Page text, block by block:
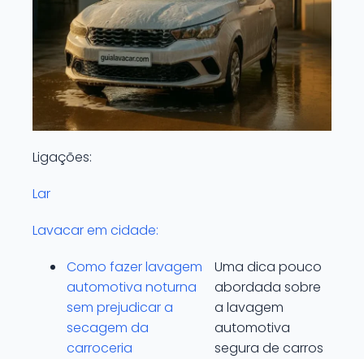
Ligações:
Lar
Lavacar em cidade:
Como fazer lavagem
automotiva noturna
sem prejudicar a
secagem da
carroceria
Uma dica pouco
abordada sobre
a lavagem
automotiva
segura de carros